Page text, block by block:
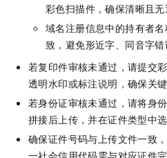
彩色扫描件，确保清晰且无
域名注册信息中的持有者
致，避免形近字、同音字错
若复印件审核未通过，请提交
透明水印或标注说明，确保关键
若身份证审核未通过，请将身
拼接后上传，并在证件类型中选
确保证件号码与上传文件一致